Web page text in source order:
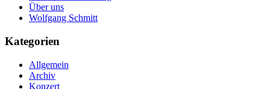
Über uns
Wolfgang Schmitt
Kategorien
Allgemein
Archiv
Konzert